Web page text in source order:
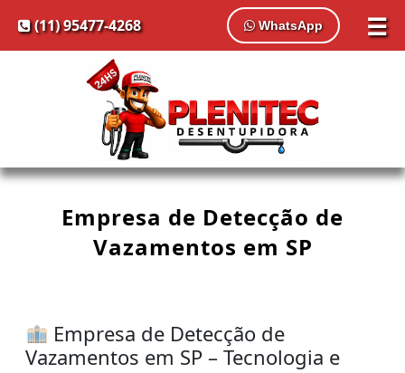
☰
(11) 95477-4268 WhatsApp
Empresa de Detecção de
Vazamentos em SP
Empresa de Detecção de
Vazamentos em SP – Tecnologia e